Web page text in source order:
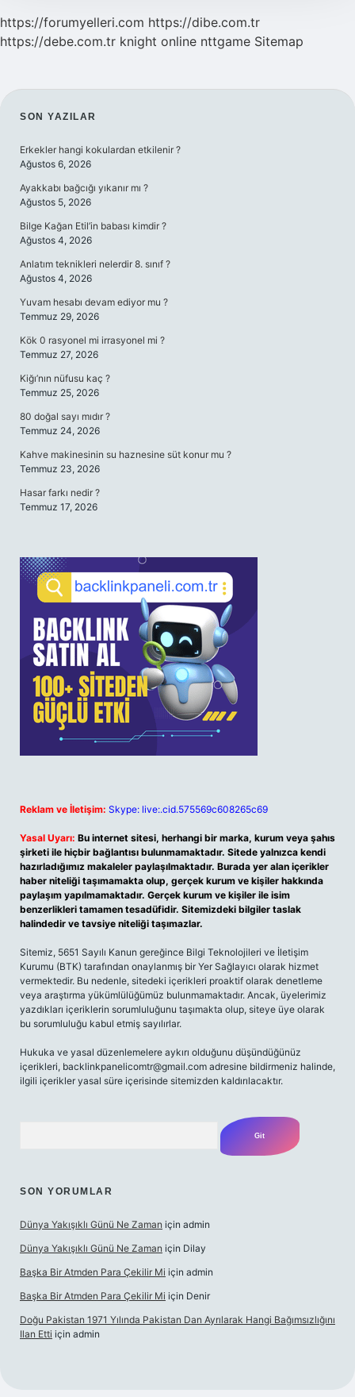
https://forumyelleri.com https://dibe.com.tr
https://debe.com.tr knight online nttgame Sitemap
SIDEBAR
SON YAZILAR
Erkekler hangi kokulardan etkilenir ?
Ağustos 6, 2026
Ayakkabı bağcığı yıkanır mı ?
Ağustos 5, 2026
Bilge Kağan Etil’in babası kimdir ?
Ağustos 4, 2026
Anlatım teknikleri nelerdir 8. sınıf ?
Ağustos 4, 2026
Yuvam hesabı devam ediyor mu ?
Temmuz 29, 2026
Kök 0 rasyonel mi irrasyonel mi ?
Temmuz 27, 2026
Kiğı’nın nüfusu kaç ?
Temmuz 25, 2026
80 doğal sayı mıdır ?
Temmuz 24, 2026
Kahve makinesinin su haznesine süt konur mu ?
Temmuz 23, 2026
Hasar farkı nedir ?
Temmuz 17, 2026
Reklam ve İletişim: Skype: live:.cid.575569c608265c69
Yasal Uyarı: Bu internet sitesi, herhangi bir marka, kurum veya şahıs
şirketi ile hiçbir bağlantısı bulunmamaktadır. Sitede yalnızca kendi
hazırladığımız makaleler paylaşılmaktadır. Burada yer alan içerikler
haber niteliği taşımamakta olup, gerçek kurum ve kişiler hakkında
paylaşım yapılmamaktadır. Gerçek kurum ve kişiler ile isim
benzerlikleri tamamen tesadüfidir. Sitemizdeki bilgiler taslak
halindedir ve tavsiye niteliği taşımazlar.
Sitemiz, 5651 Sayılı Kanun gereğince Bilgi Teknolojileri ve İletişim
Kurumu (BTK) tarafından onaylanmış bir Yer Sağlayıcı olarak hizmet
vermektedir. Bu nedenle, sitedeki içerikleri proaktif olarak denetleme
veya araştırma yükümlülüğümüz bulunmamaktadır. Ancak, üyelerimiz
yazdıkları içeriklerin sorumluluğunu taşımakta olup, siteye üye olarak
bu sorumluluğu kabul etmiş sayılırlar.
Hukuka ve yasal düzenlemelere aykırı olduğunu düşündüğünüz
içerikleri, backlinkpanelicomtr@gmail.com adresine bildirmeniz halinde,
ilgili içerikler yasal süre içerisinde sitemizden kaldırılacaktır.
SON YORUMLAR
Dünya Yakışıklı Günü Ne Zaman için admin
Dünya Yakışıklı Günü Ne Zaman için Dilay
Başka Bir Atmden Para Çekilir Mi için admin
Başka Bir Atmden Para Çekilir Mi için Denir
Doğu Pakistan 1971 Yılında Pakistan Dan Ayrılarak Hangi Bağımsızlığını
Ilan Etti için admin